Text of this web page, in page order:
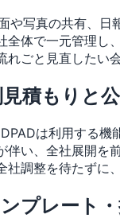
や写真の共有、
体で一元管理
ごと見直したい
積もりと
は利用する
い、全社展開
調整を待たずに
プレート